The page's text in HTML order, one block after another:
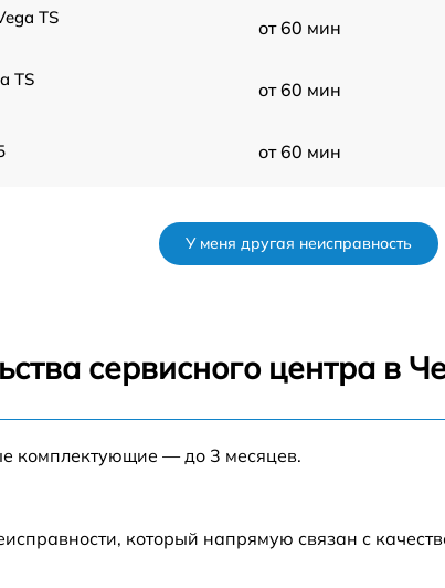
TS
от 60 мин
TS
от 60 мин
от 60 мин
от 60 мин
У меня другая неисправность
сервисного центра в
комплектующие — до 3 месяцев.
который напрямую связан с